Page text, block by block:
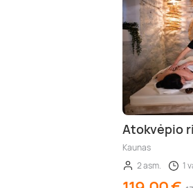
Atokvėpio
Kaunas
2 asm.
1